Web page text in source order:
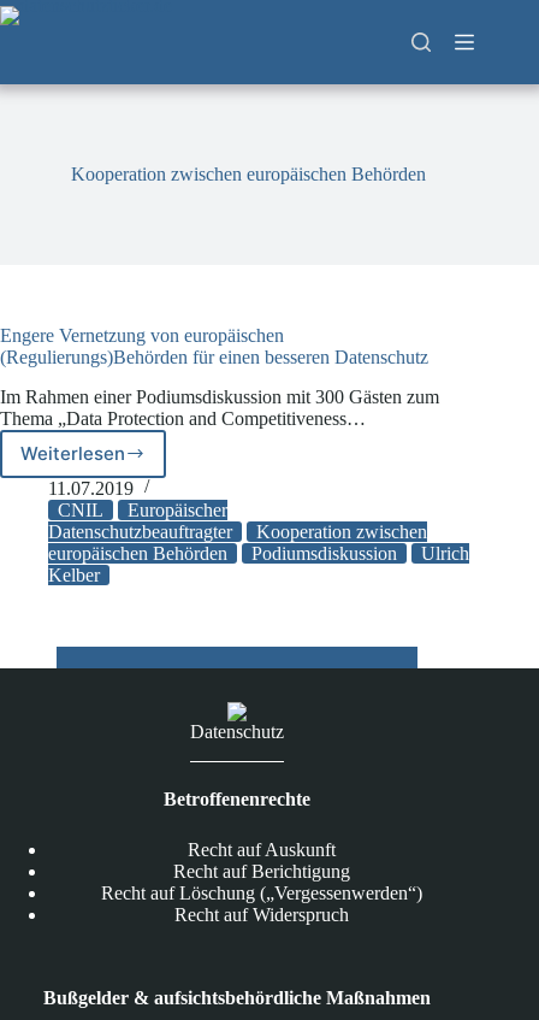
Zum
Inhalt
Kooperation zwischen europäischen Behörden
Engere Vernetzung von europäischen
(Regulierungs)Behörden für einen besseren Datenschutz
Im Rahmen einer Podiumsdiskussion mit 300 Gästen zum
Thema „Data Protection and Competitiveness…
Weiterlesen
Engere
Vernetzung
von
europäischen
(Regulierungs)Behörden
für
Datenschutz
11.07.2019
CNIL
Europäischer
Datenschutzbeauftragter
Kooperation zwischen
europäischen Behörden
Podiumsdiskussion
Ulrich
Kelber
Datenschutz
Betroffenenrechte
Recht auf Auskunft
Recht auf Berichtigung
Recht auf Löschung („Vergessenwerden“)
Recht auf Widerspruch
Bußgelder & aufsichtsbehördliche Maßnahmen